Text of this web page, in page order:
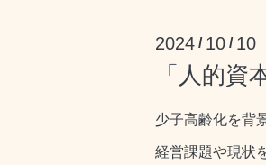
2024 / 10 / 10
「人的
少子高齢化を背
経営課題や現状